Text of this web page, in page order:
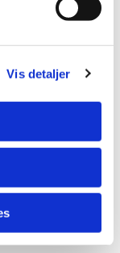
Vis detaljer